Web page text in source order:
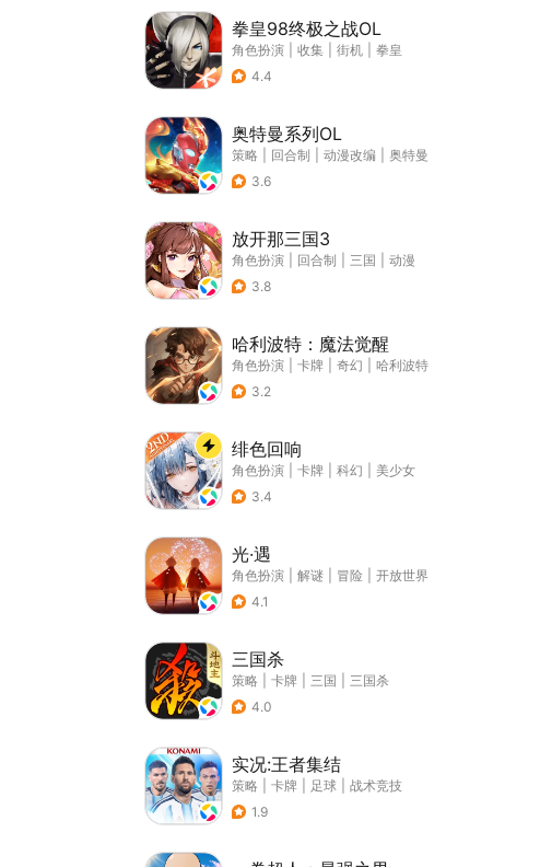
拳皇98终极之战OL
角色扮演 收集 街机
拳皇
4.4
奥特曼系列OL
策略 回合制 动漫改编
奥特曼
3.6
放开那三国3
角色扮演 回合制 三国
动漫
3.8
哈利波特：魔法觉醒
角色扮演 卡牌 奇幻
哈利波特
3.2
绯色回响
角色扮演 卡牌 科幻
美少女
3.4
光·遇
角色扮演 解谜 冒险
开放世界
4.1
三国杀
策略 卡牌 三国
三国杀
4.0
实况:王者集结
策略 卡牌 足球
战术竞技
1.9